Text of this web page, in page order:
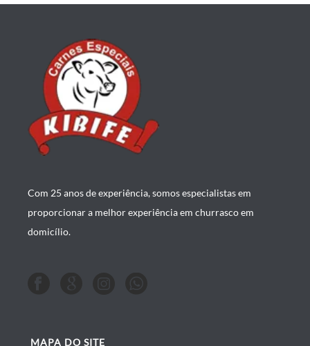
Com 25 anos de experiência, somos especialistas em
proporcionar a melhor experiência em churrasco em
domicílio.
MAPA DO SITE